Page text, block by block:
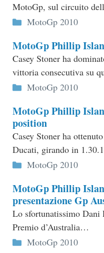
MotoGp, sul circuito
Categorie
MotoGp 2010
MotoGp Phillip
Casey Stoner ha
vittoria consecutiva su
Categorie
MotoGp 2010
MotoGp Phillip
position
Casey Stoner ha
Ducati, girando in
Categorie
MotoGp 2010
MotoGp Phillip
presentazione Gp
Lo sfortunatissimo Dani
Premio d’Australia…
Categorie
MotoGp 2010